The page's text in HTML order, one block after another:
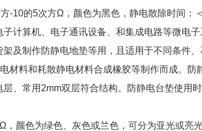
-10的5次方Ω，颜色为黑色，静电散除时间：＜
计算机、电子通讯设备、和集成电路等微电
及制作防静电地垫等用，且适用于不同条件、
材料和耗散静电材料合成橡胶等制作而成。
层、常用2mm双层符合结构。防静电台垫使用
，颜色为绿色、灰色或兰色，可分为亚光或亮